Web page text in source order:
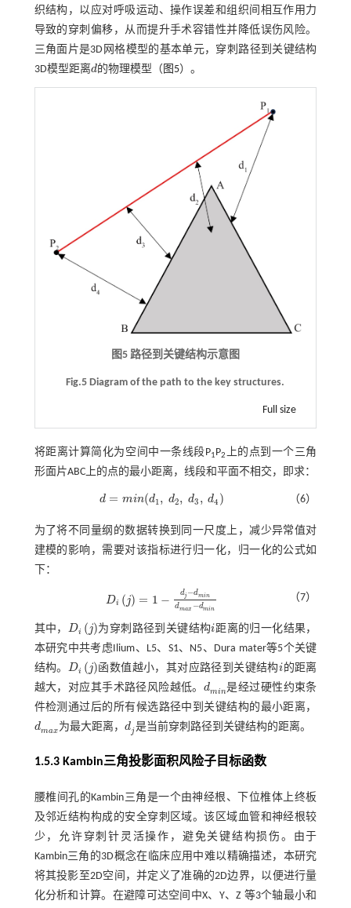
织结构，以应对呼吸运动、操作误差和组织间相互作用力
导致的穿刺偏移，从而提升手术容错性并降低误伤风险。
三角面片是3D网格模型的基本单元，穿刺路径到关键结构
3D模型距离d
d的物理模型（ 图5）。
图5 路径到关键结构示意图
Fig.5 Diagram of the path to the key structures.
Full size
将距离计算简化为空间中一条线段P1P2上的点到一个三角
形面片ABC上的点的最小距离，线段和平面不相交，即求：
d = min(d1, d2, d3 , d4 )
d=m n(d1, d2, d 3, d 4) （6）
为了将不同量纲的数据转换到同一尺度上，减少异常值对
建模的影响，需要对该指标进行归一化，归一化的公式如
下：
Di (j) = 1 −
dj −dmin
dmax −dmin
Dij=1-d -d m n dmax -dmin （7）
其中， Di (j)
Dij 为穿刺路径到关键结构i
i距离的归一化结果，
本研究中共考虑Ilium、L5、S1、N5、Dura mater等5个关键
结构。 Di (j)
Dij 函数值越小，其对应路径到关键结构i
i 的距离
越大，对应其手术路径风险越低。 dmin
dmin是经过硬性约束条
件检测通过后的所有候选路径中到关键结构的最小距离，
dmax
dmax为最大距离， dj
dj 是当前穿刺路径到关键结构的距离。
1.5.3 Kambin三角投影面积风险子目标函数
腰椎间孔的Kambin三角是一个由神经根、下位椎体上终板
及邻近结构构成的安全穿刺区域。该区域血管和神经根较
少，允许穿刺针灵活操作，避免关键结构损伤。由于
Kambin三角的3D概念在临床应用中难以精确描述，本研究
将其投影至2D空间，并定义了准确的2D边界，以便进行量
化分析和计算。在避障可达空间中X、Y、Z 等3个轴最小和